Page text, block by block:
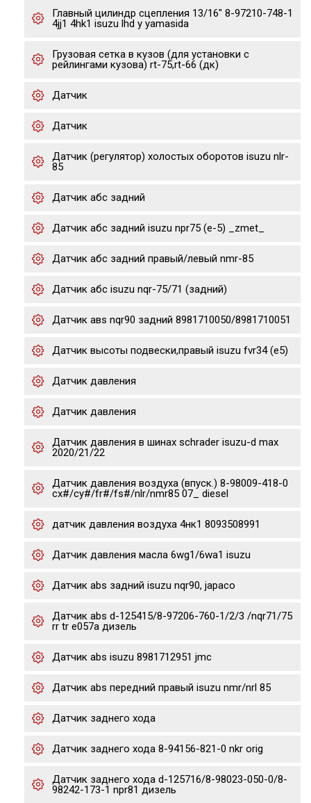
Главный цилиндр сцепления 13/16" 8-97210-748-1
4jj1 4hk1 isuzu lhd y yamasida
Грузовая сетка в кузов (для установки с
рейлингами кузова) rt-75,rt-66 (дк)
Датчик
Датчик
Датчик (регулятор) холостых оборотов isuzu nlr-
85
Датчик абс задний
Датчик абс задний isuzu npr75 (е-5) _zmet_
Датчик абс задний правый/левый nmr-85
Датчик абс isuzu nqr-75/71 (задний)
Датчик авs nqr90 задний 8981710050/8981710051
Датчик высоты подвески,правый isuzu fvr34 (e5)
Датчик давления
Датчик давления
Датчик давления в шинах schrader isuzu-d max
2020/21/22
Датчик давления воздуха (впуск.) 8-98009-418-0
cx#/cy#/fr#/fs#/nlr/nmr85 07_ diesel
датчик давления воздуха 4нк1 8093508991
Датчик давления масла 6wg1/6wa1 isuzu
Датчик abs задний isuzu nqr90, japaco
Датчик abs d-125415/8-97206-760-1/2/3 /nqr71/75
rr tr e057a дизель
Датчик abs isuzu 8981712951 jmc
Датчик abs передний правый isuzu nmr/nrl 85
Датчик заднего хода
Датчик заднего хода 8-94156-821-0 nkr orig
Датчик заднего хода d-125716/8-98023-050-0/8-
98242-173-1 npr81 дизель